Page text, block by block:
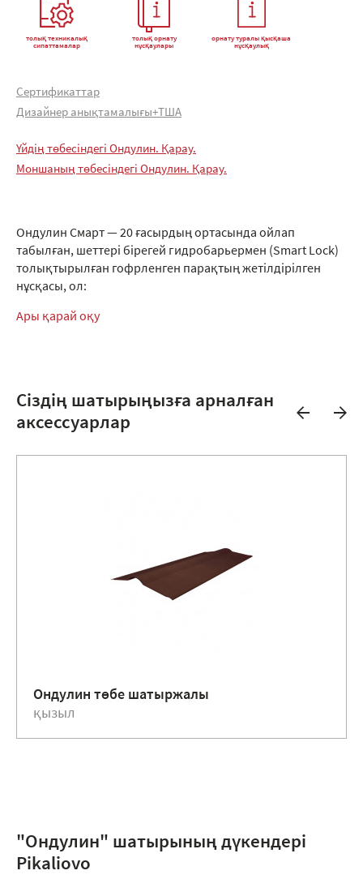
толық техникалық
сипаттамалар
толық орнату
нұсқаулары
орнату туралы қысқаша
нұсқаулық
Сертификаттар
Дизайнер анықтамалығы+ТША
Үйдің төбесіндегі Ондулин. Қарау.
Моншаның төбесіндегі Ондулин. Қарау.
Ондулин Смарт — 20 ғасырдың ортасында ойлап
табылған, шеттері бірегей гидробарьермен (Smart Lock)
толықтырылған гофрленген парақтың жетілдірілген
нұсқасы, ол:
Ары қарай оқу
Сіздің шатырыңызға арналған
аксессуарлар
Ондулин төбе шатыржалы
қызыл
"Ондулин" шатырының дүкендері
Pikaliovo